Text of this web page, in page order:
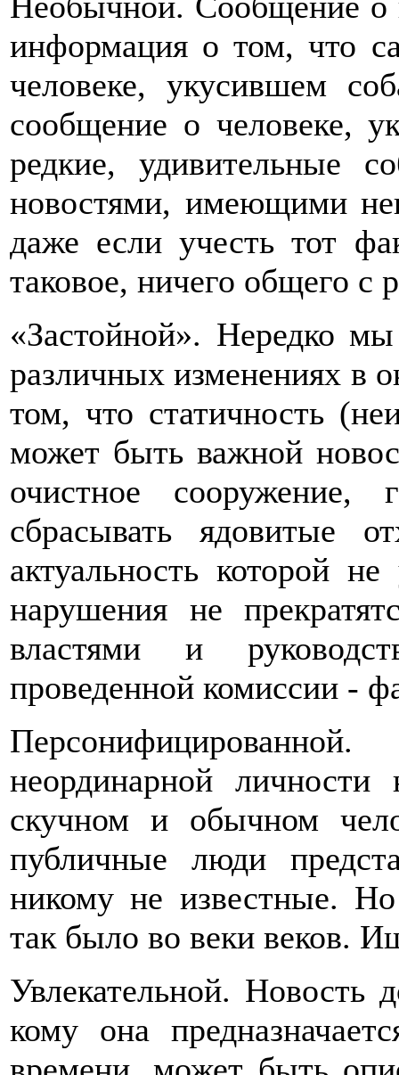
информация о том, что
человеке, укусившем
сообщение о человеке,
редкие, удивительные
новостями, имеющими
даже если учесть тот
таковое, ничего общего с
«Застойной». Нередко
различных изменениях в
том, что статичность
может быть важной
очистное
сбрасывать ядовитые
актуальность которой
нарушения не
властями и
проведенной комиссии -
неординарной личности
скучном и обычном
публичные люди
никому не известные.
так было во веки веков.
Увлекательной. Новость
кому она